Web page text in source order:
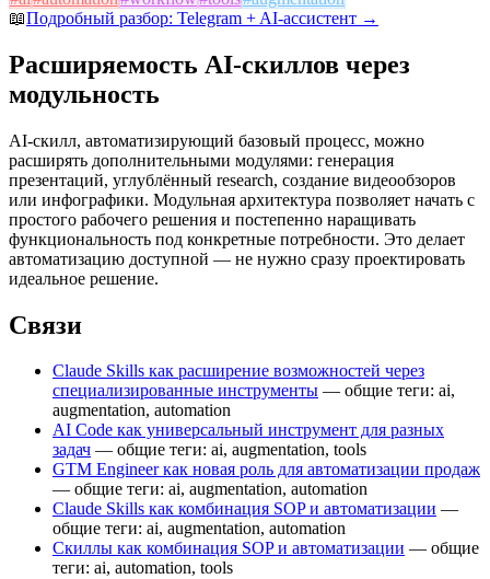
📖Подробный разбор: Telegram + AI-ассистент →
Расширяемость AI-скиллов через
модульность
AI-скилл, автоматизирующий базовый процесс, можно
расширять дополнительными модулями: генерация
презентаций, углублённый research, создание видеообзоров
или инфографики. Модульная архитектура позволяет начать с
простого рабочего решения и постепенно наращивать
функциональность под конкретные потребности. Это делает
автоматизацию доступной — не нужно сразу проектировать
идеальное решение.
Связи
Claude Skills как расширение возможностей через
специализированные инструменты — общие теги: ai,
augmentation, automation
AI Code как универсальный инструмент для разных
задач — общие теги: ai, augmentation, tools
GTM Engineer как новая роль для автоматизации продаж
— общие теги: ai, augmentation, automation
Claude Skills как комбинация SOP и автоматизации —
общие теги: ai, augmentation, automation
Скиллы как комбинация SOP и автоматизации — общие
теги: ai, automation, tools